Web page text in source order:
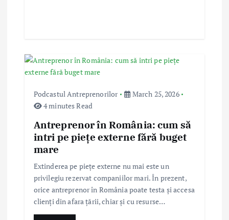
Podcastul Antreprenorilor
March 25, 2026
4 minutes Read
Antreprenor în România: cum să
intri pe piețe externe fără buget
mare
Extinderea pe piețe externe nu mai este un
privilegiu rezervat companiilor mari. În prezent,
orice antreprenor în România poate testa și accesa
clienți din afara țării, chiar și cu resurse…